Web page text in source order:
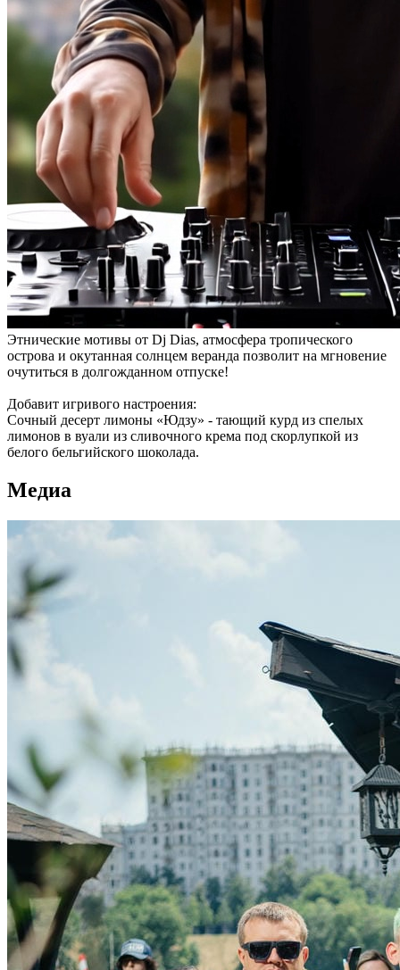
Этнические мотивы от Dj Dias, атмосфера тропического
острова и окутанная солнцем веранда позволит на мгновение
очутиться в долгожданном отпуске!
Добавит игривого настроения:
Сочный десерт лимоны «Юдзу» - тающий курд из спелых
лимонов в вуали из сливочного крема под скорлупкой из
белого бельгийского шоколада.
Медиа